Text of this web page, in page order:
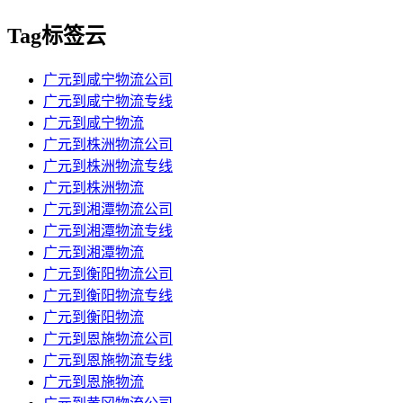
Tag标签云
​广元到咸宁物流公司
​广元到咸宁物流专线
​广元到咸宁物流
​广元到株洲物流公司
​广元到株洲物流专线
​广元到株洲物流
​广元到湘潭物流公司
​广元到湘潭物流专线
​广元到湘潭物流
​广元到衡阳物流公司
​广元到衡阳物流专线
​广元到衡阳物流
​广元到恩施物流公司
​广元到恩施物流专线
​广元到恩施物流